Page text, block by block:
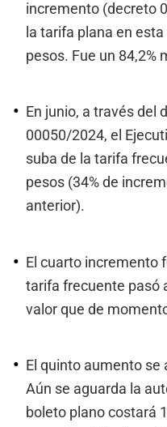
incremento (decreto
la tarifa plana en
pesos. Fue un 84,2%
En junio, a través del
00050/2024, el
suba de la tarifa
pesos (34% de
anterior).
El cuarto incremento
tarifa frecuente pasó
valor que de
El quinto aumento
Aún se aguarda la
boleto plano costará